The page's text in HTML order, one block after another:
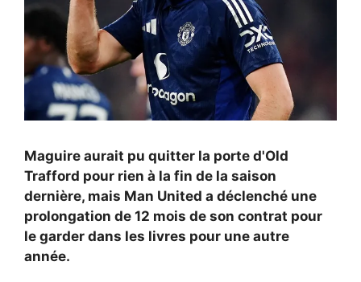
Maguire aurait pu quitter la porte d'Old
Trafford pour rien à la fin de la saison
dernière, mais Man United a déclenché une
prolongation de 12 mois de son contrat pour
le garder dans les livres pour une autre
année.